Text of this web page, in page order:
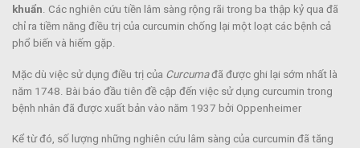
khuẩn. Các nghiên cứu tiền lâm sàng rộng rãi trong ba thập kỷ qua đã
chỉ ra tiềm năng điều trị của curcumin chống lại một loạt các bệnh cả
phổ biến và hiếm gặp.
Mặc dù việc sử dụng điều trị của Curcumađã được ghi lại sớm nhất là
năm 1748. Bài báo đầu tiên đề cập đến việc sử dụng curcumin trong
bệnh nhân đã được xuất bản vào năm 1937 bởi Oppenheimer
Kể từ đó, số lượng những nghiên cứu lâm sàng của curcumin đã tăng